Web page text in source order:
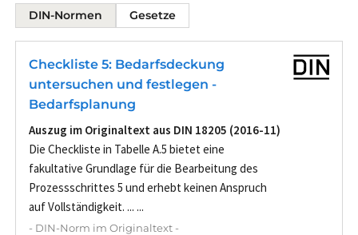
DIN-Normen Gesetze
Checkliste 5: Bedarfsdeckung
untersuchen und festlegen -
Bedarfsplanung
Auszug im Originaltext aus DIN 18205 (2016-11)
Die Checkliste in Tabelle A.5 bietet eine
fakultative Grundlage für die Bearbeitung des
Prozessschrittes 5 und erhebt keinen Anspruch
auf Vollständigkeit. ... ...
- DIN-Norm im Originaltext -